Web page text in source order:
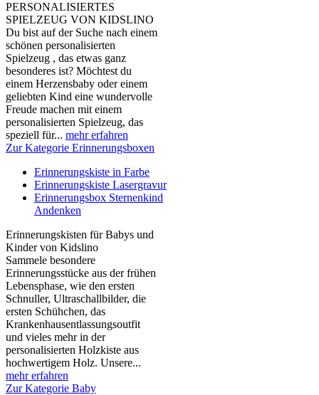
PERSONALISIERTES
SPIELZEUG VON KIDSLINO
Du bist auf der Suche nach einem
schönen personalisierten
Spielzeug , das etwas ganz
besonderes ist? Möchtest du
einem Herzensbaby oder einem
geliebten Kind eine wundervolle
Freude machen mit einem
personalisierten Spielzeug, das
speziell für... mehr erfahren
Zur Kategorie Erinnerungsboxen
Erinnerungskiste in Farbe
Erinnerungskiste Lasergravur
Erinnerungsbox Sternenkind
Andenken
Erinnerungskisten für Babys und
Kinder von Kidslino
Sammele besondere
Erinnerungsstücke aus der frühen
Lebensphase, wie den ersten
Schnuller, Ultraschallbilder, die
ersten Schühchen, das
Krankenhausentlassungsoutfit
und vieles mehr in der
personalisierten Holzkiste aus
hochwertigem Holz. Unsere...
mehr erfahren
Zur Kategorie Baby